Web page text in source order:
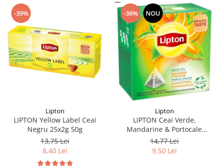
-39%
Lipton
LIPTON Yellow Label Ceai
Negru 25x2g 50g
13,75 Lei
8,40 Lei
-36% NOU
Lipton
LIPTON Ceai Verde,
Mandarine & Portocale
Piramide 20x2.1g (30.09.2026)
14,77 Lei
9,50 Lei